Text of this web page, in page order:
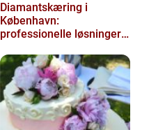
Diamantskæring i
København:
professionelle løsninger